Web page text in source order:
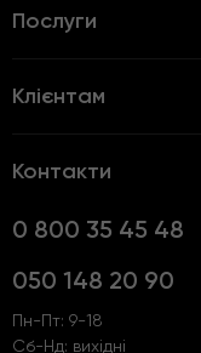
Послуги
Клієнтам
Контакти
0 800 35 45 48
050 148 20 90
Пн-Пт: 9-18
Сб-Нд: вихідні